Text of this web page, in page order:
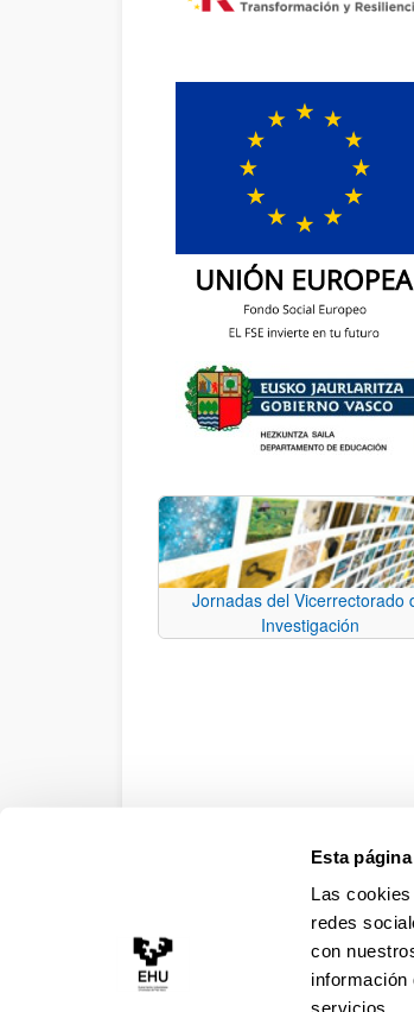
Esta
Las
redes
con
información
servicios.
Jornadas del Vicerrectorado
Investigación